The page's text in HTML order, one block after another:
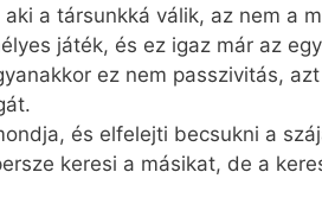
a társunkká válik, az nem a
játék, és ez igaz már az
ez nem passzivitás,
és elfelejti becsukni a
keresi a másikat, de a